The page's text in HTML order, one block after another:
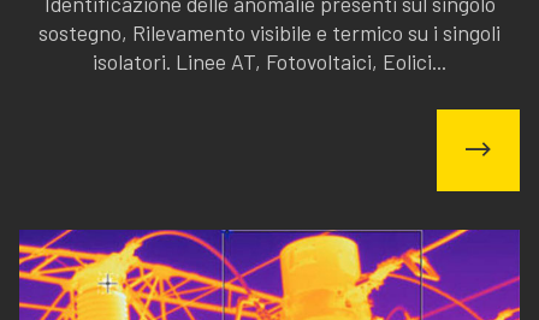
sostegno, Rilevamento visibile e termico su i singoli
isolatori. Linee AT, Fotovoltaici, Eolici...